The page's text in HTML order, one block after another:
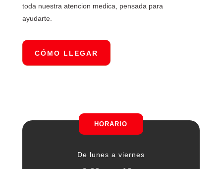
toda nuestra atencion medica, pensada para
ayudarte.
CÓMO LLEGAR
HORARIO
De lunes a viernes